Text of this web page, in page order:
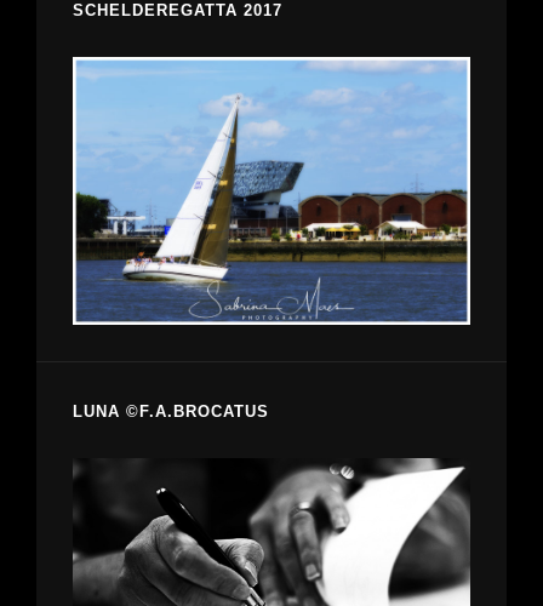
SCHELDEREGATTA 2017
LUNA ©F.A.BROCATUS